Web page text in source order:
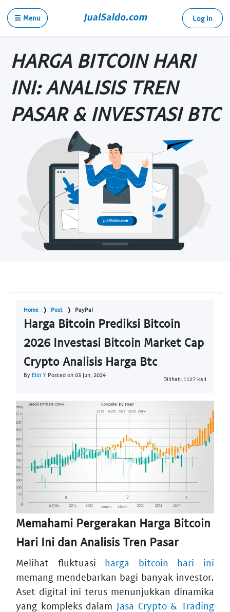
☰ Menu Log in
HARGA BITCOIN HARI
INI: ANALISIS TREN
PASAR & INVESTASI BTC
Home Post PayPal
Harga Bitcoin Prediksi Bitcoin
2026 Investasi Bitcoin Market Cap
Crypto Analisis Harga Btc
By Eldi Y Posted on 03 Jun, 2024
Dilihat: 1127 kali
Memahami Pergerakan Harga Bitcoin
Hari Ini dan Analisis Tren Pasar
Melihat fluktuasi harga bitcoin hari ini
memang mendebarkan bagi banyak investor.
Aset digital ini terus menunjukkan dinamika
yang kompleks dalam Jasa Crypto & Trading